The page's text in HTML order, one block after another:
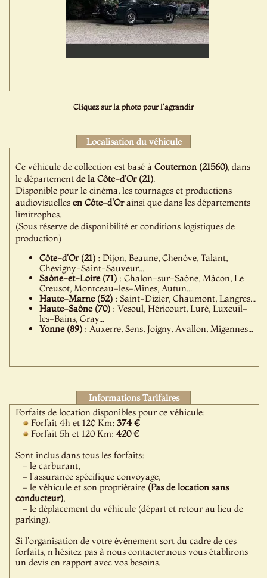
Cliquez sur la photo pour l'agrandir
Localisation du véhicule
Ce véhicule de collection est basé àCouternon (21560), dans
le départementde la Côte-d'Or (21).
Disponible pour le cinéma, les tournages et productions
audiovisuellesen Côte-d'Orainsi que dans les départements
limitrophes.
(Sous réserve de disponibilité et conditions logistiques de
production)
Côte-d'Or (21) : Dijon, Beaune, Chenôve, Talant,
Chevigny-Saint-Sauveur...
Saône-et-Loire (71) : Chalon-sur-Saône, Mâcon, Le
Creusot, Montceau-les-Mines, Autun...
Haute-Marne (52) : Saint-Dizier, Chaumont, Langres...
Haute-Saône (70) : Vesoul, Héricourt, Luré, Luxeuil-
les-Bains, Gray...
Yonne (89) : Auxerre, Sens, Joigny, Avallon, Migennes...
Informations Tarifaires
Forfaits de location disponibles pour ce véhicule:
Forfait 4h et 120 Km:374 €
Forfait 5h et 120 Km:420 €
Sont inclus dans tous les forfaits:
- le carburant,
- l'assurance spécifique convoyage,
- le véhicule et son propriétaire (Pas de location sans
conducteur),
- le déplacement du véhicule (départ et retour au lieu de
parking).
Si l'organisation de votre événement sort du cadre de ces
forfaits, n'hésitez pas à nous contacter,nous vous établirons
un devis en rapport avec vos besoins.